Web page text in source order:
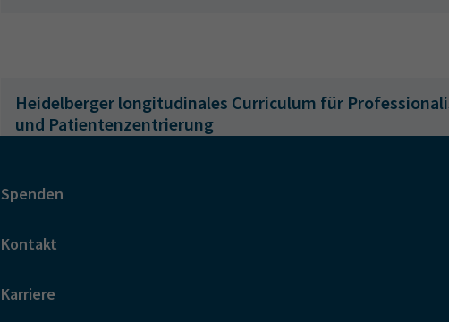
Heidelberger longitudinales Curriculum für
und Patientenzentrierung
FUNDAMENT: Förderung und nachhaltige Entwicklung
Spenden
Kontakt
Karriere